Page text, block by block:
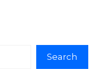
Search